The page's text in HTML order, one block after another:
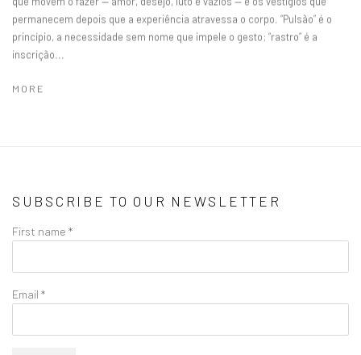
permanecem depois que a experiência atravessa o corpo. “Pulsão” é o
princípio, a necessidade sem nome que impele o gesto; “rastro” é a
inscrição...
MORE
SUBSCRIBE TO OUR NEWSLETTER
First name *
Email *